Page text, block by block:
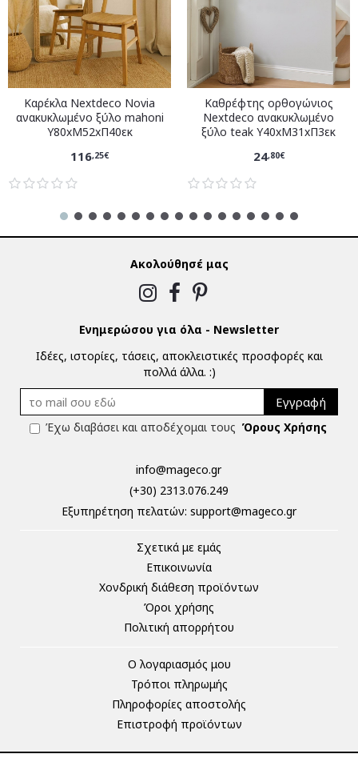
Καρέκλα Nextdeco Novia
ανακυκλωμένο ξύλο mahoni
Υ80xM52xΠ40εκ
116,25€
Καθρέφτης ορθογώνιος
Nextdeco ανακυκλωμένο
ξύλο teak Υ40xM31xΠ3εκ
24,80€
Ακολούθησέ μας
Ενημερώσου για όλα - Newsletter
Ιδέες, ιστορίες, τάσεις, αποκλειστικές προσφορές και
πολλά άλλα. :)
Εγγραφή
Έχω διαβάσει και αποδέχομαι τους Όρους Χρήσης
info@mageco.gr
(+30) 2313.076.249
Eξυπηρέτηση πελατών: support@mageco.gr
Σχετικά με εμάς
Επικοινωνία
Χονδρική διάθεση προϊόντων
Όροι χρήσης
Πολιτική απορρήτου
Ο λογαριασμός μου
Τρόποι πληρωμής
Πληροφορίες αποστολής
Επιστροφή προϊόντων